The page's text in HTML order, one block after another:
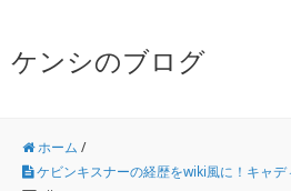
ケンシのブログ
ホーム /
ケビンキスナーの経歴をwiki風に！キャデ